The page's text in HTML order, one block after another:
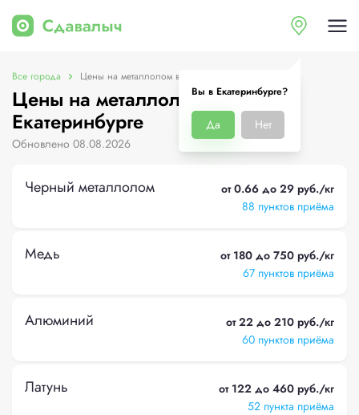
Вы в Екатеринбурге?
Да Нет
Все города Цены на металлолом в Екатеринбурге
Цены на металлолом в
Екатеринбурге
Обновлено 08.08.2026
Черный металлолом
от 0.66 до 29 руб./кг
88 пунктов приёма
Медь
от 180 до 750 руб./кг
67 пунктов приёма
Алюминий
от 22 до 210 руб./кг
60 пунктов приёма
Латунь
от 122 до 460 руб./кг
52 пункта приёма